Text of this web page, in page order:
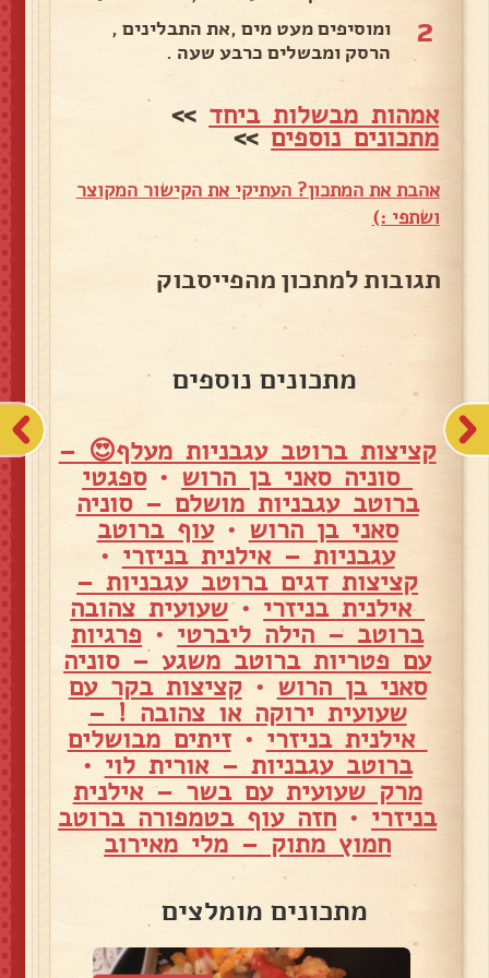
2
ומוסיפים מעט מים ,את התבלינים ,
הרסק ומבשלים כרבע שעה .
אמהות מבשלות ביחד >>
מתכונים נוספים>>
אהבת את המתכון? העתיקי את הקישור המקוצר
ושתפי :)
תגובות למתכון מהפייסבוק
מתכונים נוספים
קציצות ברוטב עגבניות מעלף😍 –
סוניה סאני בן הרוש •ספגטי
ברוטב עגבניות מושלם – סוניה
סאני בן הרוש •עוף ברוטב
עגבניות – אילנית בניזרי •
קציצות דגים ברוטב עגבניות –
אילנית בניזרי •שעועית צהובה
ברוטב – הילה ליברטי • פרגיות
עם פטריות ברוטב משגע – סוניה
סאני בן הרוש •קציצות בקר עם
שעועית ירוקה או צהובה ! –
אילנית בניזרי •זיתים מבושלים
ברוטב עגבניות – אורית לוי •
מרק שעועית עם בשר – אילנית
בניזרי • חזה עוף בטמפורה ברוטב
חמוץ מתוק – מלי מאירוב
מתכונים מומלצים